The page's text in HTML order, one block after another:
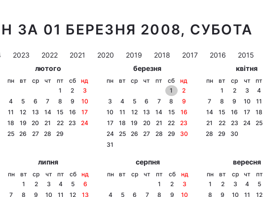
ЗА 01 БЕРЕЗНЯ 2008, СУБОТА
2023 2022 2021 2020 2019 2018 2017 2016 2015
лютого
пн вт ср чт пт сб
нд
1
2
3
4
5 6 7 8 9
10
11
12 13 14 15 16
17
18
19 20 21 22 23
24
25
26 27 28 29
березня
пн вт ср чт пт сб
нд
1
2
3
4 5 6 7 8
9
10
11 12 13 14 15
16
17
18 19 20 21 22
23
24
25 26 27 28 29
30
31
квітня
пн вт ср чт пт
1
2 3 4
7
8 9 10 11
14
15 16 17 18
21
22 23 24 25
28
29 30
липня
пн вт ср чт пт сб
нд
1
2 3 4 5
6
7
8 9 10 11 12
13
серпня
пн вт ср чт пт сб
нд
1
2
3
4
5 6 7 8 9
10
вересня
пн вт ср чт пт
1
2 3 4 5
8
9 10 11 12